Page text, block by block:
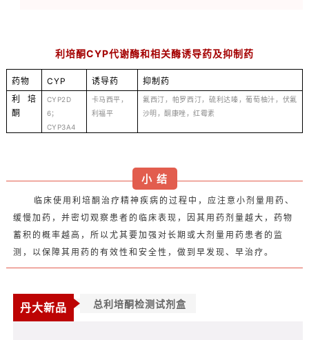
利培酮CYP代谢酶和相关酶诱导药及抑制药
药物 CYP 诱导药
抑制药
利培
酮
CYP2D
6；
CYP3A4
卡马西平，
利福平
氟西汀，帕罗西汀，硫利达嗪，葡萄柚汁，伏氟
沙明，酮康唑，红霉素
小 结
临床使用利培酮治疗精神疾病的过程中，应注意小剂量用药、
缓慢加药，并密切观察患者的临床表现，因其用药剂量越大，药物
蓄积的概率越高，所以尤其要加强对长期或大剂量用药患者的监
测，以保障其用药的有效性和安全性，做到早发现、早治疗。
丹大新品 总利培酮检测试剂盒